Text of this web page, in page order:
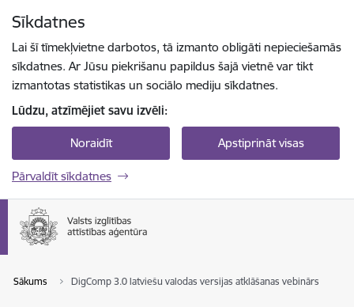
Sīkdatnes
Lai šī tīmekļvietne darbotos, tā izmanto obligāti nepieciešamās
sīkdatnes. Ar Jūsu piekrišanu papildus šajā vietnē var tikt
izmantotas statistikas un sociālo mediju sīkdatnes.
Lūdzu, atzīmējiet savu izvēli:
Noraidīt Apstiprināt visas
Pārvaldīt sīkdatnes
Sākums DigComp 3.0 latviešu valodas versijas atklāšanas vebinārs